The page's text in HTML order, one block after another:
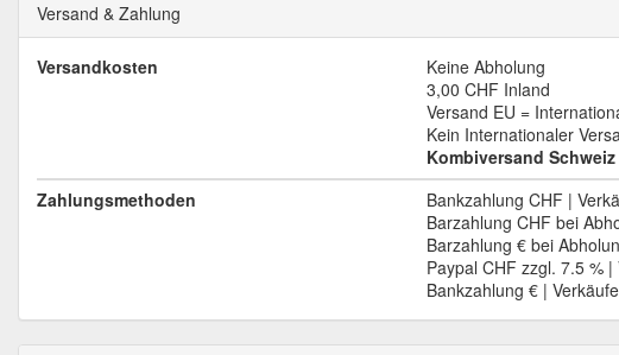
Versand & Zahlung
Versandkosten
Keine Abholung
3,00 CHF Inland
Versand EU =
Kein Internationaler
Kombiversand Schweiz
Zahlungsmethoden
Bankzahlung CHF |
Barzahlung CHF bei
Barzahlung € bei
Paypal CHF zzgl. 7.5 %
Bankzahlung € |